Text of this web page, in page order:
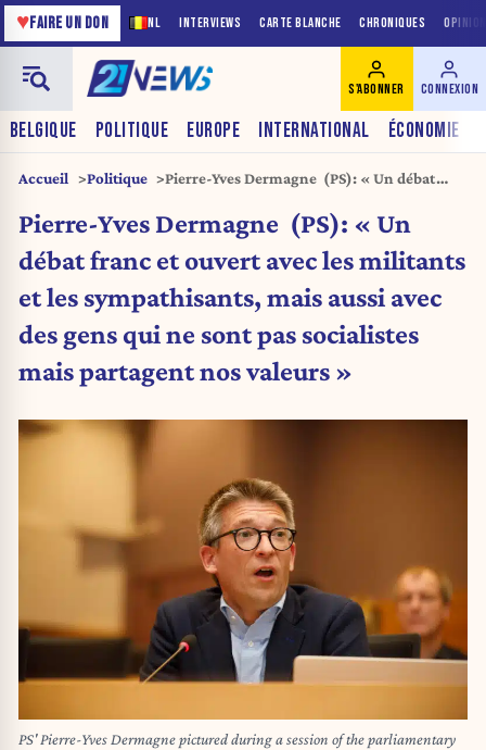
NL INTERVIEWS CARTE BLANCHE CHRONIQUES
♥FAIRE UN DON
BELGIQUE POLITIQUE EUROPE INTERNATIONAL ÉCONOMIE
S'ABONNER CONNEXION
Accueil Politique
Pierre-Yves Dermagne (PS): « Un débat
sympathisants, mais aussi avec des gens qui
ne sont pas socialistes mais partagent nos
valeurs »
Pierre-Yves Dermagne (PS): « Un
débat franc et ouvert avec les militants
et les sympathisants, mais aussi avec
des gens qui ne sont pas socialistes
mais partagent nos valeurs »
PS' Pierre-Yves Dermagne pictured during a session of the parliamentary